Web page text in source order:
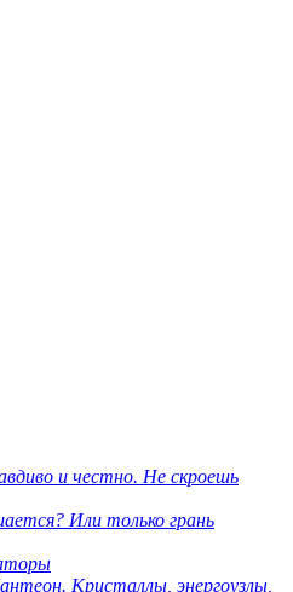
и честно. Не скроешь
Или только грань
Кристаллы, энергоузлы,